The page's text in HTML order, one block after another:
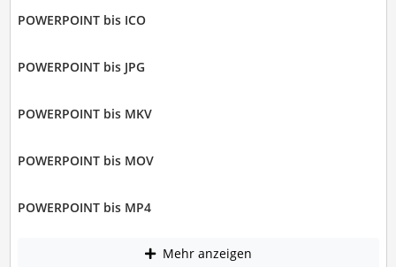
POWERPOINT bis ICO
POWERPOINT bis JPG
POWERPOINT bis MKV
POWERPOINT bis MOV
POWERPOINT bis MP4
Mehr anzeigen